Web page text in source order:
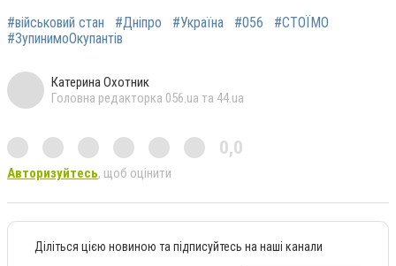
#військовий стан #Дніпро #Україна #056
#СТОЇМО
#ЗупинимоОкупантів
Катерина Охотник
Головна редакторка 056.ua та 44.ua
0,0
Авторизуйтесь, щоб оцінити
Діліться цією новиною та підписуйтесь на наші канали